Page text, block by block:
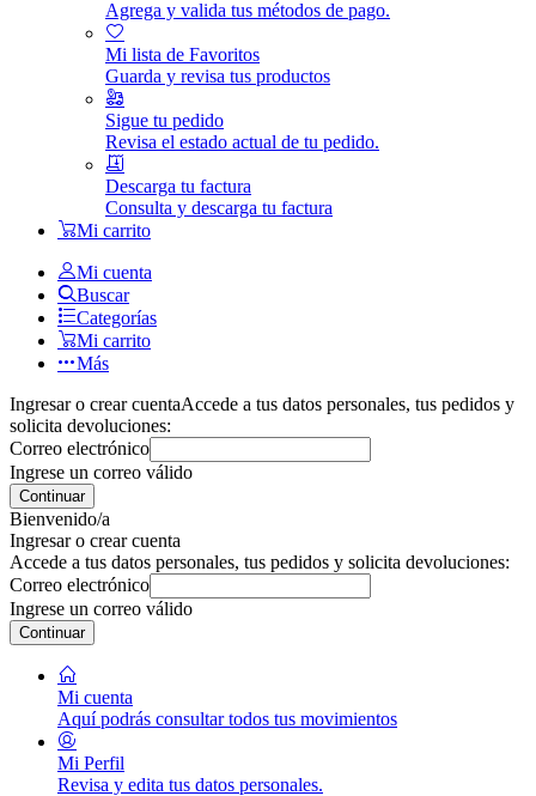
Agrega y valida tus métodos de pago.
Mi lista de Favoritos
Guarda y revisa tus productos
Sigue tu pedido
Revisa el estado actual de tu pedido.
Descarga tu factura
Consulta y descarga tu factura
Mi carrito
Mi cuenta
Buscar
Categorías
Mi carrito
Más
Ingresar o crear cuentaAccede a tus datos personales, tus pedidos y
solicita devoluciones:
Correo electrónico
Ingrese un correo válido
Continuar
Bienvenido/a
Ingresar o crear cuenta
Accede a tus datos personales, tus pedidos y solicita devoluciones:
Correo electrónico
Ingrese un correo válido
Continuar
Mi cuenta
Aquí podrás consultar todos tus movimientos
Mi Perfil
Revisa y edita tus datos personales.